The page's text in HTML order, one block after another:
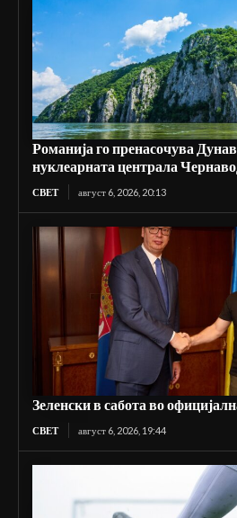
Романија го пренасочува Дунав
нуклеарната централа
СВЕТ август 6, 2026, 20:13
Зеленски в сабота во
СВЕТ август 6, 2026, 19:44